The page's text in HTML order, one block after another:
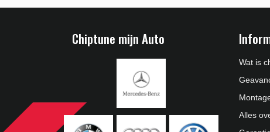
Chiptune mijn Auto
Wat is
Alles